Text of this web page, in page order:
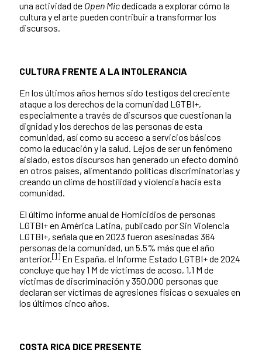
una actividad de Open Micdedicada a explorar cómo la
cultura y el arte pueden contribuir a transformar los
discursos.
CULTURA FRENTE A LA INTOLERANCIA
En los últimos años hemos sido testigos del creciente
ataque a los derechos de la comunidad LGTBI+,
especialmente a través de discursos que cuestionan la
dignidad y los derechos de las personas de esta
comunidad, así como su acceso a servicios básicos
como la educación y la salud. Lejos de ser un fenómeno
aislado, estos discursos han generado un efecto dominó
en otros países, alimentando políticas discriminatorias y
creando un clima de hostilidad y violencia hacia esta
comunidad.
El último informe anual de Homicidios de personas
LGTBI+ en América Latina, publicado por Sin Violencia
LGTBI+, señala que en 2023 fueron asesinadas 364
personas de la comunidad, un 5.5% más que el año
anterior.[1] En España, el Informe Estado LGTBI+ de 2024
concluye que hay 1 M de víctimas de acoso, 1,1 M de
víctimas de discriminación y 350.000 personas que
declaran ser víctimas de agresiones físicas o sexuales en
los últimos cinco años.
COSTA RICA DICE PRESENTE